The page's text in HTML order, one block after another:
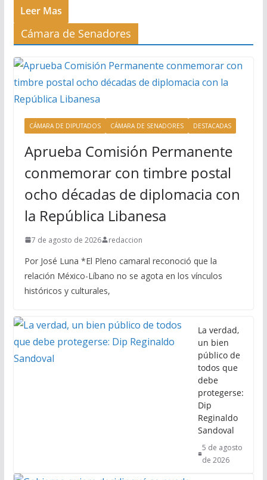
Leer Mas
Cámara de Senadores
CÁMARA DE DIPUTADOS CÁMARA DE SENADORES DESTACADAS
Aprueba Comisión Permanente
conmemorar con timbre postal
ocho décadas de diplomacia con
la República Libanesa
7 de agosto de 2026 redaccion
Por José Luna *El Pleno camaral reconoció que la
relación México-Líbano no se agota en los vínculos
históricos y culturales,
La verdad,
un bien
público de
todos que
debe
protegerse:
Dip
Reginaldo
Sandoval
5 de agosto
de 2026